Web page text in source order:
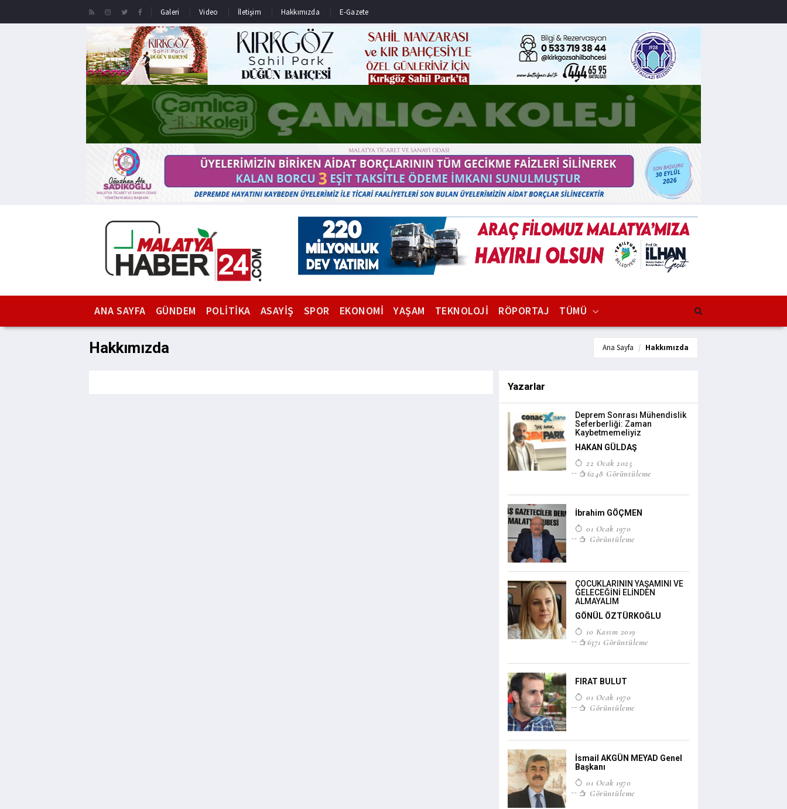
Galeri Video İletişim Hakkımızda E-Gazete
ANA SAYFA GÜNDEM POLİTİKA ASAYİŞ SPOR EKONOMİ YAŞAM TEKNOLOJİ RÖPORTAJ TÜMÜ
Hakkımızda Ana Sayfa Hakkımızda
Yazarlar
Deprem Sonrası Mühendislik
Seferberliği: Zaman
Kaybetmemeliyiz
HAKAN GÜLDAŞ
22 Ocak 2025
6248 Görüntüleme
İbrahim GÖÇMEN
01 Ocak 1970
Görüntüleme
ÇOCUKLARININ YAŞAMINI VE
GELECEĞİNİ ELİNDEN
ALMAYALIM
GÖNÜL ÖZTÜRKOĞLU
10 Kasım 2019
6371 Görüntüleme
FIRAT BULUT
01 Ocak 1970
Görüntüleme
İsmail AKGÜN MEYAD Genel
Başkanı
01 Ocak 1970
Görüntüleme